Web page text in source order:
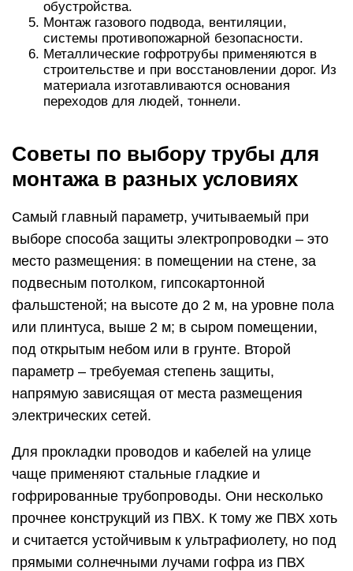
обустройства.
Монтаж газового подвода, вентиляции,
системы противопожарной безопасности.
Металлические гофротрубы применяются в
строительстве и при восстановлении дорог. Из
материала изготавливаются основания
переходов для людей, тоннели.
Советы по выбору трубы для
монтажа в разных условиях
Самый главный параметр, учитываемый при
выборе способа защиты электропроводки – это
место размещения: в помещении на стене, за
подвесным потолком, гипсокартонной
фальшстеной; на высоте до 2 м, на уровне пола
или плинтуса, выше 2 м; в сыром помещении,
под открытым небом или в грунте. Второй
параметр – требуемая степень защиты,
напрямую зависящая от места размещения
электрических сетей.
Для прокладки проводов и кабелей на улице
чаще применяют стальные гладкие и
гофрированные трубопроводы. Они несколько
прочнее конструкций из ПВХ. К тому же ПВХ хоть
и считается устойчивым к ультрафиолету, но под
прямыми солнечными лучами гофра из ПВХ